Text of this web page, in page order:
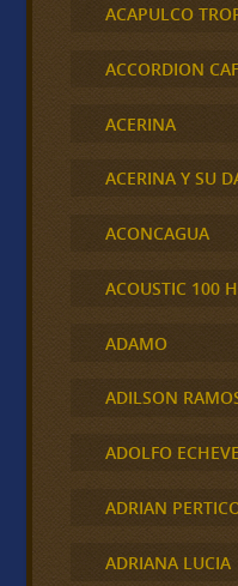
ACAPULCO
ACCORDION
ACERINA
ACERINA Y SU
ACONCAGUA
ACOUSTIC 100
ADAMO
ADILSON
ADOLFO
ADRIAN
ADRIANA LUCIA